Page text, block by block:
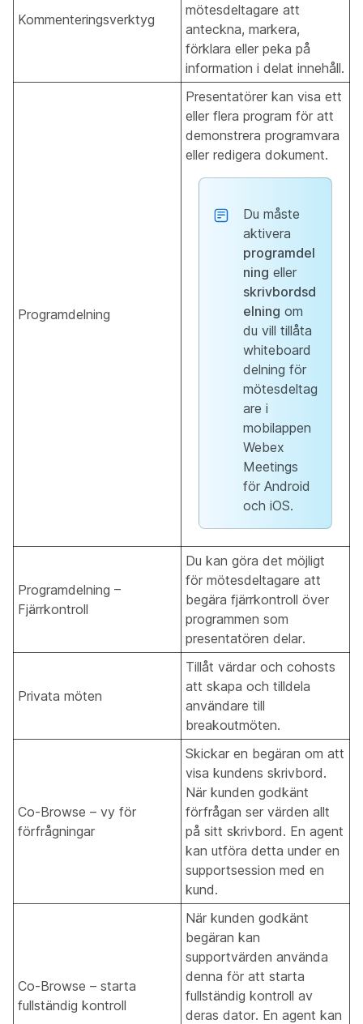
Kommenteringsverktyg
mötesdeltagare att
anteckna, markera,
förklara eller peka på
information i delat innehåll.
Programdelning
Presentatörer kan visa ett
eller flera program för att
demonstrera programvara
eller redigera dokument.
Du måste
aktivera
programdel
ning eller
skrivbordsd
elning om
du vill tillåta
whiteboard
delning för
mötesdeltag
are i
mobilappen
Webex
Meetings
för Android
och iOS.
Programdelning –
Fjärrkontroll
Du kan göra det möjligt
för mötesdeltagare att
begära fjärrkontroll över
programmen som
presentatören delar.
Privata möten
Tillåt värdar och cohosts
att skapa och tilldela
användare till
breakoutmöten.
Co-Browse – vy för
förfrågningar
Skickar en begäran om att
visa kundens skrivbord.
När kunden godkänt
förfrågan ser värden allt
på sitt skrivbord. En agent
kan utföra detta under en
supportsession med en
kund.
Co-Browse – starta
fullständig kontroll
När kunden godkänt
begäran kan
supportvärden använda
denna för att starta
fullständig kontroll av
deras dator. En agent kan